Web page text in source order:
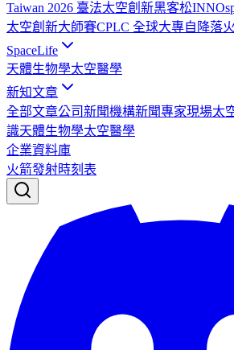
Taiwan 2026 臺法太空創新黑客松
太空創新大師賽CPLC 全球大專自降落
SpaceLife
天體生物學太空醫學
新知文章
全部文章公司新聞機構新聞專家現場太
識天體生物學太空醫學
企業資料庫
火箭發射時刻表